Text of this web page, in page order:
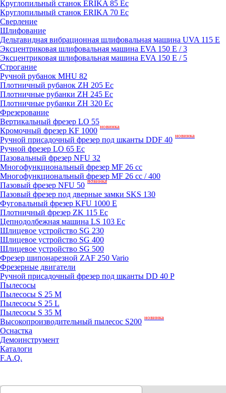
Круглопильный станок ERIKA 85 Ec
Круглопильный станок ERIKA 70 Ec
Сверление
Шлифование
Дельтавидная вибрационная шлифовальная машина UVA 115 E
Эксцентриковая шлифовальная машина EVA 150 E / 3
Эксцентриковая шлифовальная машина EVA 150 E / 5
Строгание
Ручной рубанок MHU 82
Плотничный рубанок ZH 205 Ec
Плотничные рубанки ZH 245 Ec
Плотничные рубанки ZH 320 Ec
Фрезерование
Вертикальный фрезер LO 55
Кромочный фрезер KF 1000 новинка
Ручной присадочный фрезер под шканты DDF 40 новинка
Ручной фрезер LO 65 Ec
Пазовальный фрезер NFU 32
Mногофункциональный фрезер MF 26 cc
Mногофункциональный фрезер MF 26 cc / 400
Пазовый фрезер NFU 50 новинка
Пазовый фрезер под дверные замки SKS 130
Фуговальный фрезер KFU 1000 E
Плотничный фрезер ZK 115 Ec
Цепнодолбежная машина LS 103 Ec
Шлицевое устройство SG 230
Шлицевое устройство SG 400
Шлицевое устройство SG 500
Фрезер шипонарезной ZAF 250 Vario
Фрезерные двигатели
Ручной присадочный фрезер под шканты DD 40 P
Пылесосы
Пылесосы S 25 M
Пылесосы S 25 L
Пылесосы S 35 M
Высокопроизводительный пылесос S200 новинка
Оснастка
Демоинструмент
Каталоги
F.A.Q.